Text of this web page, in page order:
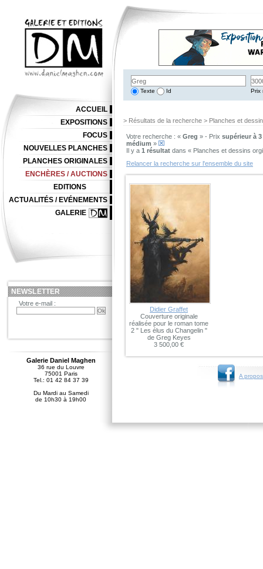
Texte Id Prix
> Résultats de la recherche > Planches et
Votre recherche : « Greg » - Prix supérieur à 3
médium »
Il y a 1 résultat dans « Planches et dessins
Relancer la recherche sur l'ensemble du site
Didier Graffet
Couverture originale
réalisée pour le roman tome
2 " Les élus du Changelin "
de Greg Keyes
3 500,00 €
A
ACCUEIL
EXPOSITIONS
FOCUS
NOUVELLES PLANCHES
PLANCHES ORIGINALES
ENCHÈRES / AUCTIONS
EDITIONS
ACTUALITÉS / EVÉNEMENTS
GALERIE
NEWSLETTER
Votre e-mail :
Galerie Daniel Maghen
36 rue du Louvre
75001 Paris
Tel.: 01 42 84 37 39
Du Mardi au Samedi
de 10h30 à 19h00